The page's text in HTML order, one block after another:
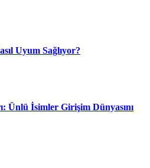
Uyum Sağlıyor?
Ünlü İsimler Girişim Dünyasını